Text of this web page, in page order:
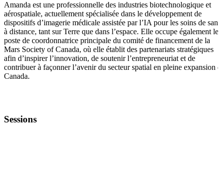
Amanda est une professionnelle des industries biotechnologique et
aérospatiale, actuellement spécialisée dans le développement de
dispositifs d’imagerie médicale assistée par l’IA pour les soins de
à distance, tant sur Terre que dans l’espace. Elle occupe également le
poste de coordonnatrice principale du comité de financement de la
Mars Society of Canada, où elle établit des partenariats stratégiques
afin d’inspirer l’innovation, de soutenir l’entrepreneuriat et de
contribuer à façonner l’avenir du secteur spatial en pleine expansion
Canada.
Sessions